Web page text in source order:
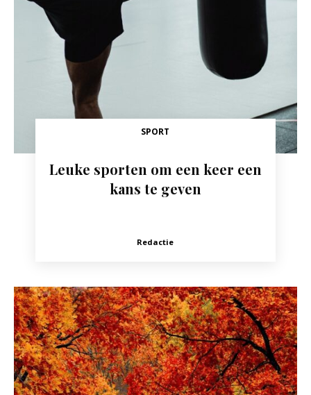
SPORT
Leuke sporten om een keer een
kans te geven
Redactie